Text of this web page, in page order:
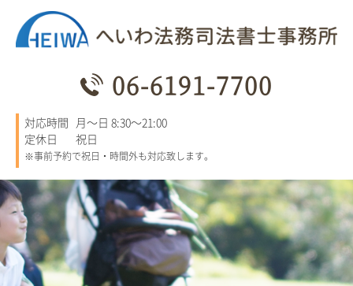
06-6191-7700
対応時間 月～日 8:30～21:00
定休日
祝日
※事前予約で祝日・時間外も対応致します。